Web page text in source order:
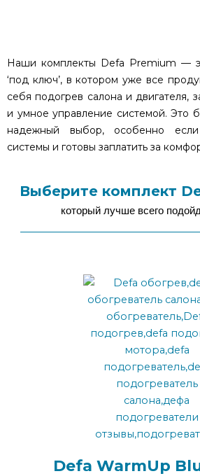
Наши комплекты Defa Premium —
‘под ключ’, в котором уже все
себя подогрев салона и двигателя,
и умное управление системой. Это
надежный выбор, особенно
системы и готовы заплатить за
Выберите комплект
который лучше всего
Defa WarmUp